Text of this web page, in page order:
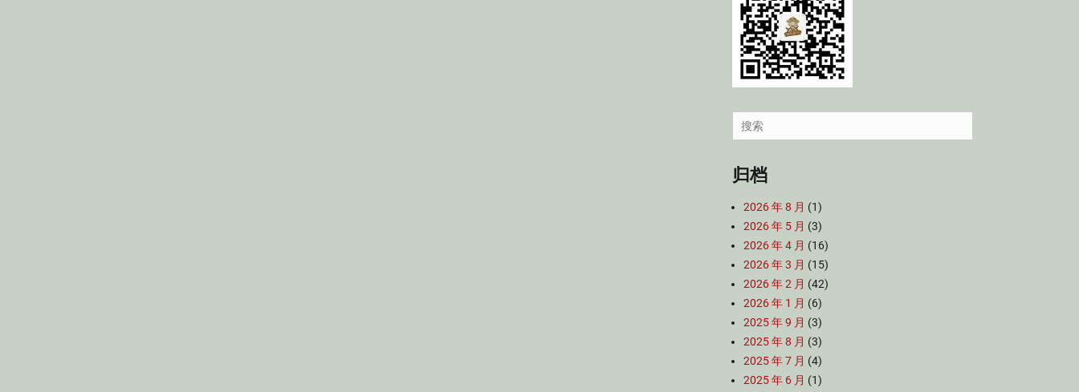
Search
for:
归档
2026 年 8 月 (1)
2026 年 5 月 (3)
2026 年 4 月 (16)
2026 年 3 月 (15)
2026 年 2 月 (42)
2026 年 1 月 (6)
2025 年 9 月 (3)
2025 年 8 月 (3)
2025 年 7 月 (4)
2025 年 6 月 (1)